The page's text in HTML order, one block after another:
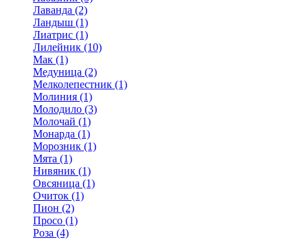
Лаванда (2)
Ландыш (1)
Лиатрис (1)
Лилейник (10)
Мак (1)
Медуница (2)
Мелколепестник (1)
Молиния (1)
Молодило (3)
Молочай (1)
Монарда (1)
Морозник (1)
Мята (1)
Нивяник (1)
Овсяница (1)
Очиток (1)
Пион (2)
Просо (1)
Роза (4)